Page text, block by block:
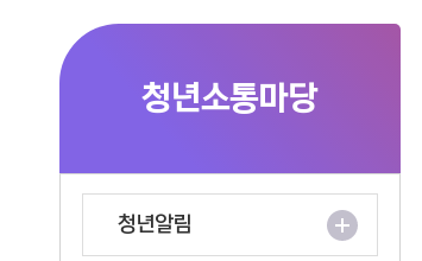
청년소통마당
청년알림